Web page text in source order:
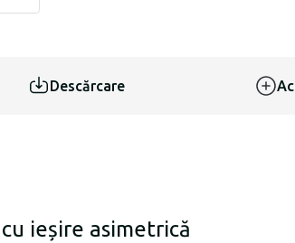
Descărcare
ieșire asimetrică